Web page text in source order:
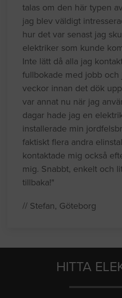
talas om den här typen
jag blev väldigt
hur det var senast jag
elektriker som kunde
Inte lätt då alla jag
fullbokade med jobb och
veckor innan det dök
var annat nu när jag
dagar hade jag en
installerade min
faktiskt flera andra
kontaktade mig också
mig. Snabbt, enkelt och
tillbaka!"
// Stefan, Göteborg
HITTA